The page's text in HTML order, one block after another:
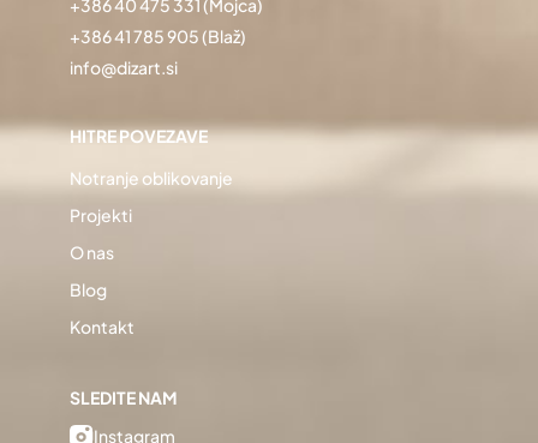
+386 40 475 331(Mojca)
+386 41 785 905(Blaž)
info@dizart.si
HITRE POVEZAVE
Notranje oblikovanje
Projekti
O nas
Blog
Kontakt
SLEDITE NAM
Instagram